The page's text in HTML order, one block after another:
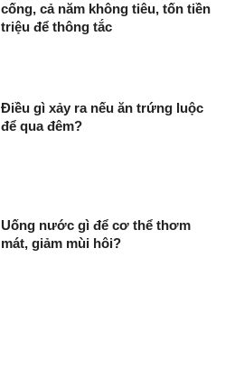
cống, cả năm không tiêu, tốn tiền
triệu để thông tắc
Điều gì xảy ra nếu ăn trứng luộc
để qua đêm?
Uống nước gì để cơ thể thơm
mát, giảm mùi hôi?